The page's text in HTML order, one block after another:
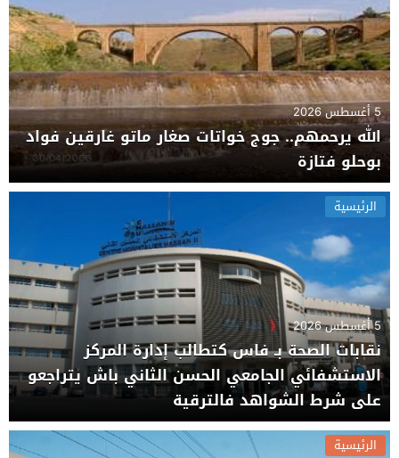
5 أغسطس 2026
الله يرحمهم.. جوج خواتات صغار ماتو غارقين فواد
بوحلو فتازة
الرئيسية
5 أغسطس 2026
نقابات الصحة بـ فاس كتطالب إدارة المركز
الاستشفائي الجامعي الحسن الثاني باش يتراجعو
على شرط الشواهد فالترقية
الرئيسية